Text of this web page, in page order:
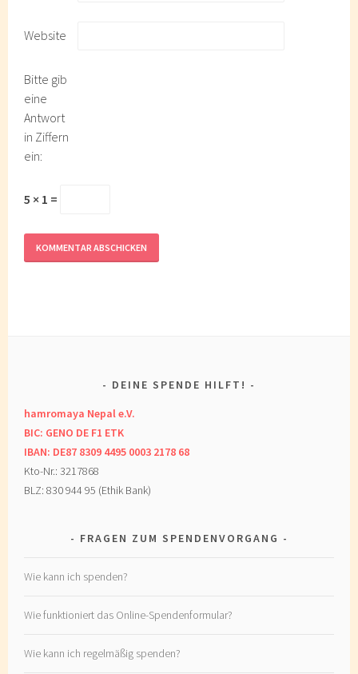
Website
Bitte gib
eine
Antwort
in Ziffern
ein:
5 × 1 =
DEINE SPENDE HILFT!
hamromaya Nepal e.V.
BIC: GENO DE F1 ETK
IBAN: DE87 8309 4495 0003 2178 68
Kto-Nr.: 3217868
BLZ: 830 944 95 (Ethik Bank)
FRAGEN ZUM SPENDENVORGANG
Wie kann ich spenden?
Wie funktioniert das Online-Spendenformular?
Wie kann ich regelmäßig spenden?